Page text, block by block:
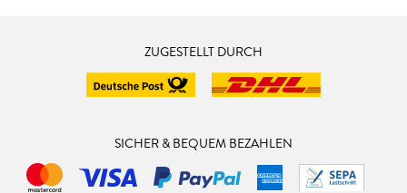
ZUGESTELLT DURCH
SICHER & BEQUEM BEZAHLEN